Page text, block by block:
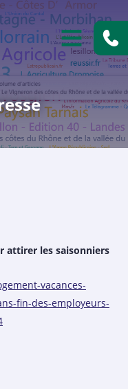
OUVRIR
attirer les saisonniers
vacances-
fin-des-employeurs-